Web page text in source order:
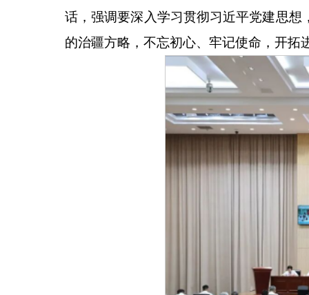
话，强调要深入学习贯彻习近平党建思
的治疆方略，不忘初心、牢记使命，开